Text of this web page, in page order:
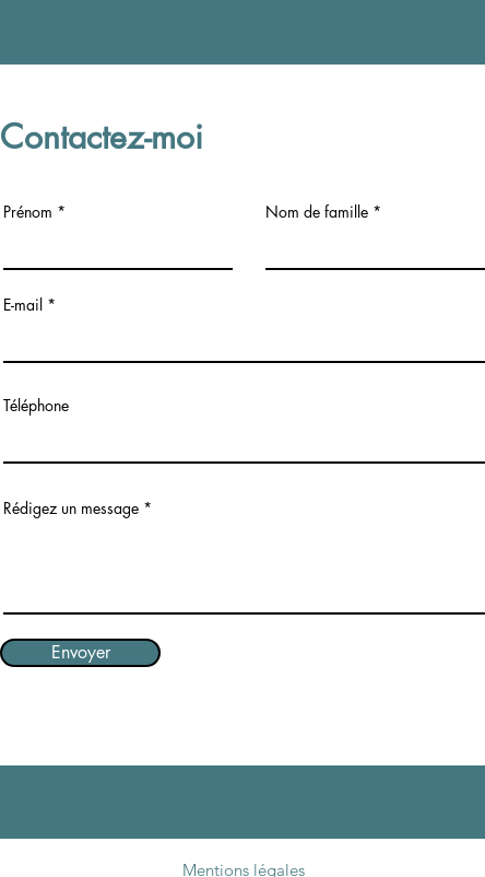
Contactez-moi
Prénom Nom de famille
E-mail
Téléphone
Rédigez un message
Envoyer
Mentions légales